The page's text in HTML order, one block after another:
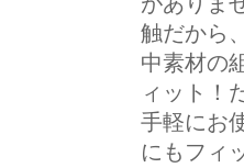
触だから
中素材の
ィット！
手軽にお
にもフィ